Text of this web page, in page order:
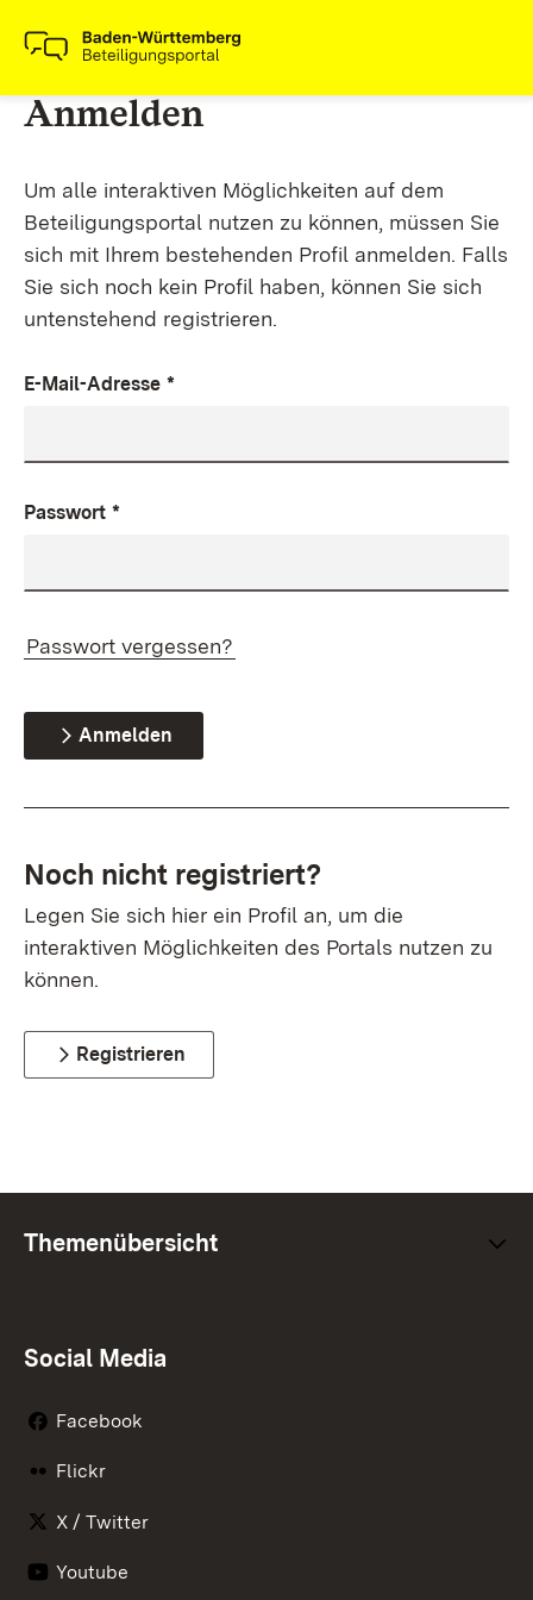
Anmelden
Um alle interaktiven Möglichkeiten auf dem
Beteiligungsportal nutzen zu können, müssen Sie
sich mit Ihrem bestehenden Profil anmelden. Falls
Sie sich noch kein Profil haben, können Sie sich
untenstehend registrieren.
E-Mail-Adresse *
Passwort *
Passwort vergessen?
Anmelden
Noch nicht registriert?
Legen Sie sich hier ein Profil an, um die
interaktiven Möglichkeiten des Portals nutzen zu
können.
Registrieren
Themenübersicht
Social Media
Facebook
Flickr
X / Twitter
Youtube